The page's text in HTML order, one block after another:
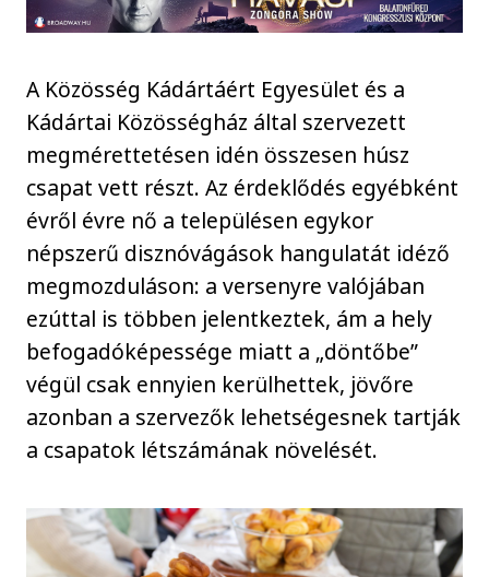
A Közösség Kádártáért Egyesület és a
Kádártai Közösségház által szervezett
megmérettetésen idén összesen húsz
csapat vett részt. Az érdeklődés egyébként
évről évre nő a településen egykor
népszerű disznóvágások hangulatát idéző
megmozduláson: a versenyre valójában
ezúttal is többen jelentkeztek, ám a hely
befogadóképessége miatt a „döntőbe”
végül csak ennyien kerülhettek, jövőre
azonban a szervezők lehetségesnek tartják
a csapatok létszámának növelését.